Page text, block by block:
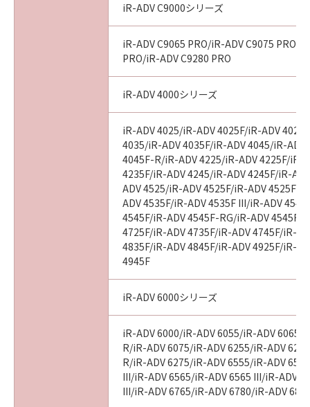
iR-ADV C9000シリーズ
iR-ADV C9065 PRO/iR-ADV C9075 PRO/
PRO/iR-ADV C9280 PRO
iR-ADV 4000シリーズ
iR-ADV 4025/iR-ADV 4025F/iR-ADV
4035/iR-ADV 4035F/iR-ADV 4045/iR-ADV
4045F-R/iR-ADV 4225/iR-ADV 4225F/iR-
4235F/iR-ADV 4245/iR-ADV 4245F/iR-
ADV 4525/iR-ADV 4525F/iR-ADV 4525F
ADV 4535F/iR-ADV 4535F III/iR-ADV
4545F/iR-ADV 4545F-RG/iR-ADV 4545F
4725F/iR-ADV 4735F/iR-ADV 4745F/iR-
4835F/iR-ADV 4845F/iR-ADV 4925F/iR-
4945F
iR-ADV 6000シリーズ
iR-ADV 6000/iR-ADV 6055/iR-ADV 6065/
R/iR-ADV 6075/iR-ADV 6255/iR-ADV
R/iR-ADV 6275/iR-ADV 6555/iR-ADV
III/iR-ADV 6565/iR-ADV 6565 III/iR-ADV
III/iR-ADV 6765/iR-ADV 6780/iR-ADV